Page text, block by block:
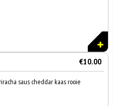
€10.00
saus cheddar kaas rooie